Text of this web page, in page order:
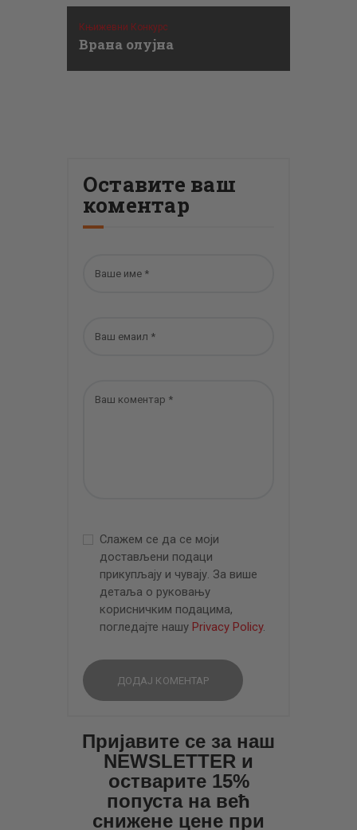
Књижевни Конкурс
Врана олујна
Оставите ваш
коментар
Слажем се да се моји
достављени подаци
прикупљају и чувају. За више
детаља о руковању
корисничким подацима,
погледајте нашу Privacy Policy.
Пријавите се за наш
NEWSLETTER и
остварите 15%
попуста на већ
снижене цене при